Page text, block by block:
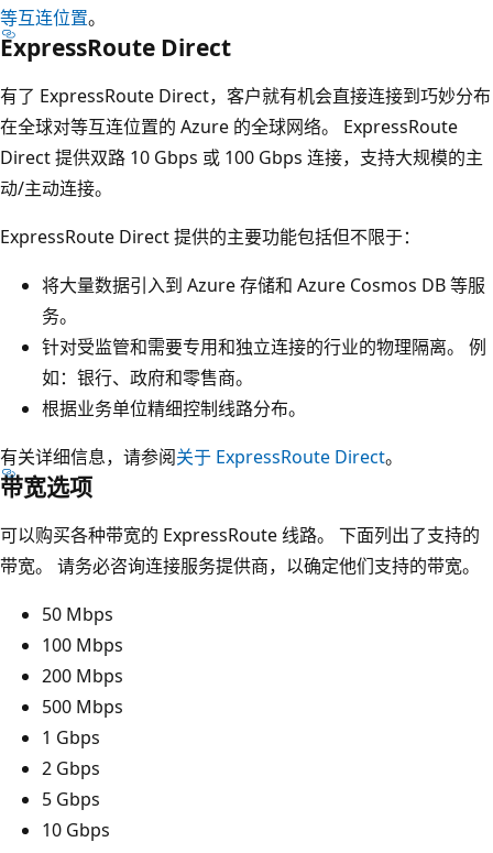
等互连位置。
ExpressRoute Direct
有了 ExpressRoute Direct，客户就有机会直接连接到巧妙分布
在全球对等互连位置的 Azure 的全球网络。 ExpressRoute
Direct 提供双路 10 Gbps 或 100 Gbps 连接，支持大规模的主
动/主动连接。
ExpressRoute Direct 提供的主要功能包括但不限于：
将大量数据引入到 Azure 存储和 Azure Cosmos DB 等服
务。
针对受监管和需要专用和独立连接的行业的物理隔离。 例
如：银行、政府和零售商。
根据业务单位精细控制线路分布。
有关详细信息，请参阅关于 ExpressRoute Direct。
带宽选项
可以购买各种带宽的 ExpressRoute 线路。 下面列出了支持的
带宽。 请务必咨询连接服务提供商，以确定他们支持的带宽。
50 Mbps
100 Mbps
200 Mbps
500 Mbps
1 Gbps
2 Gbps
5 Gbps
10 Gbps